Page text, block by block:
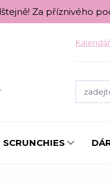
Za příznivého
SCRUNCHIES